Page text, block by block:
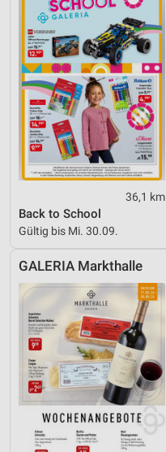
36,1 km
Back to School
Gültig bis Mi. 30.09.
GALERIA Markthalle